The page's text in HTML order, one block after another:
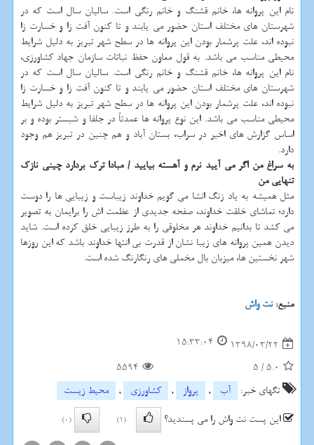
نام این پروانه ها، خانم قشنگ و خانم رنگی است. سالیان سال است كه در
شهرستان های مختلف استان حضور می یابند و تا كنون آفت زا و خسارت زا
نبوده اند، علت پرشمار بودن این پروانه ها در سطح شهر تبریز به دلیل شرایط
محیطی مناسب می باشد. به قول معاون حفظ نباتات سازمان جهاد كشاورزی،
نام این پروانه ها، خانم قشنگ و خانم رنگی است. سالیان سال است كه در
شهرستان های مختلف استان حضور می یابند و تا كنون آفت زا و خسارت زا
نبوده اند، علت پرشمار بودن این پروانه ها در سطح شهر تبریز به دلیل شرایط
محیطی مناسب می باشد. این نوع پروانه ها عمدتاً در جلفا و شبستر بوده و بر
اساس گزارش های اخیر در سراب، بستان آباد و هم چنین در تبریز هم وجود
دارد.
به سراغ من اگر می آیید نرم و آهسته بیایید / ‏‬مبادا ترك بردارد چینی نازك
تنهایی من
مثل همیشه به یاد زنگ انشا می گویم خداوند زیباست و زیبایی ها را دوست
دارد؛ تماشای خلقت خداوند، صفحه جدیدی از عظمت اش را برایمان به تصویر
می كشد تا بدانیم خداوند هر مخلوقی را به طرز زیبایی خلق كرده است. شاید
دیدن همین پروانه های زیبا نشان از قدرت بی انتها خداوند باشد كه این روزها
شهر نخستین ها، میزبان بال مخملی های رنگارنگ شده است.
منبع:نت واش
1398/03/22
15:33:04
5.0
/
5
5594
تگهای خبر:
آب , پرواز , كشاورزی ,
محیط زیست
این پست نت واش را می پسندید؟
(1)
(0)